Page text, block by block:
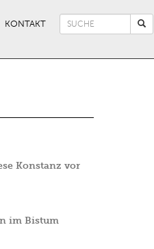
KONTAKT
Suchformular
Konstanz vor
im Bistum